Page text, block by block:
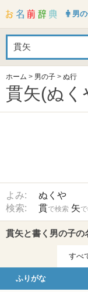
男
ホーム > 男の子 > ぬ行
貫矢(ぬく
よみ:
ぬくや
検索:
貫で検索 矢
貫矢と書く男の子の
すべ
ふりがな